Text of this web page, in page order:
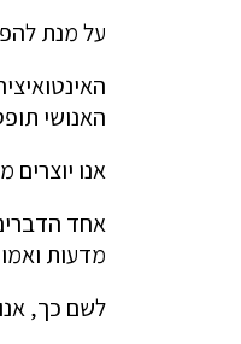
על מנת
האנושי
אנו
אחד
מדעות
לשם כך,